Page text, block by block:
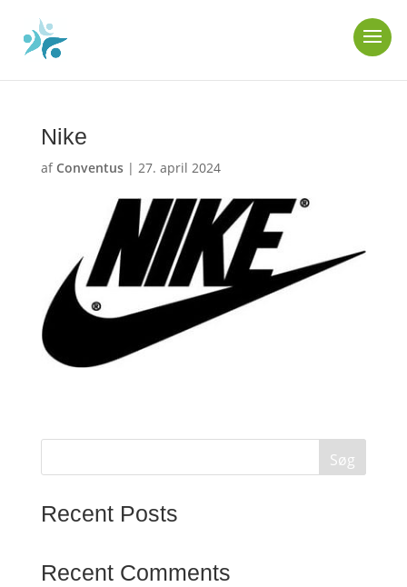
Nike
af Conventus| 27. april 2024
Søg
Recent Posts
Recent Comments